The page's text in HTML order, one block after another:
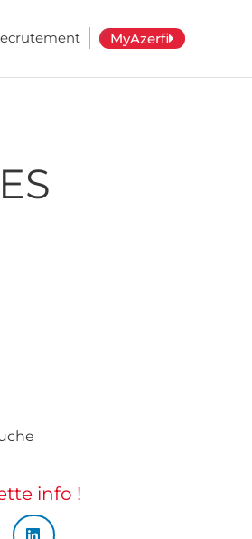
MyAzerfi
info !